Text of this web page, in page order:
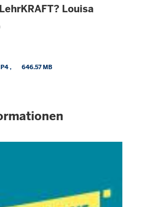
Louisa
      646.57 MB